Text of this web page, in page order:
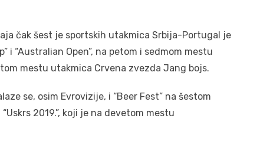
čak šest je sportskih utakmica Srbija-Portugal je
i “Australian Open”, na petom i sedmom mestu
mestu utakmica Crvena zvezda Jang bojs.
se, osim Evrovizije, i “Beer Fest” na šestom
2019.”, koji je na devetom mestu